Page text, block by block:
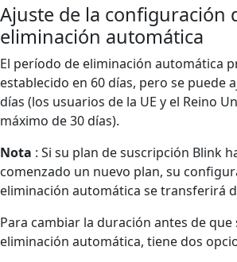
Ajuste de la configuración
eliminación automática
El período de eliminación automática
establecido en 60 días, pero se puede
días (los usuarios de la UE y el Reino
máximo de 30 días).
Nota : Si su plan de suscripción Blink
comenzado un nuevo plan, su
eliminación automática se transferirá
Para cambiar la duración antes de que
eliminación automática, tiene dos